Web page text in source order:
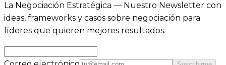
La Negociación Estratégica — Nuestro Newsletter con
ideas, frameworks y casos sobre negociación para
líderes que quieren mejores resultados.